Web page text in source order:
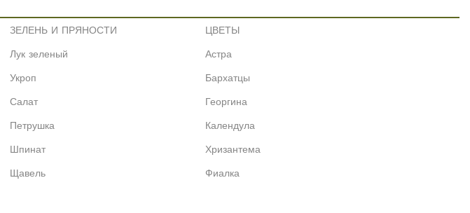
ЗЕЛЕНЬ И ПРЯНОСТИ
Лук зеленый
Укроп
Салат
Петрушка
Шпинат
Щавель
ЦВЕТЫ
Астра
Бархатцы
Георгина
Календула
Хризантема
Фиалка